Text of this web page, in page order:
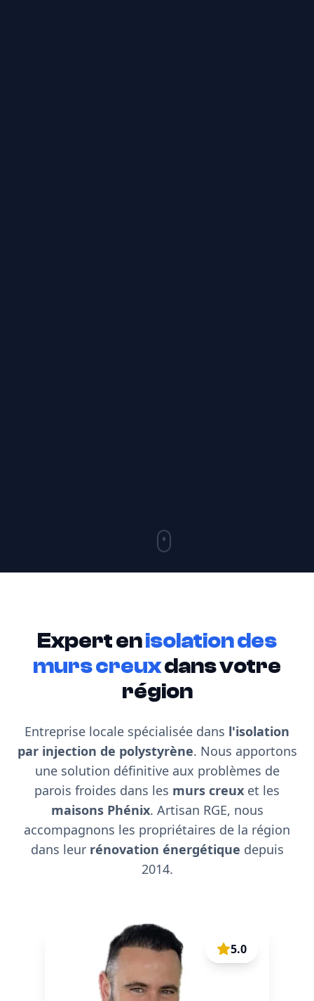
Expert enisolation des
murs creuxdans votre
région
Entreprise locale spécialisée dans l'isolation
par injection de polystyrène. Nous apportons
une solution définitive aux problèmes de
parois froides dans les murs creux et les
maisons Phénix. Artisan RGE, nous
accompagnons les propriétaires de la région
dans leurrénovation énergétique depuis
2014.
5.0